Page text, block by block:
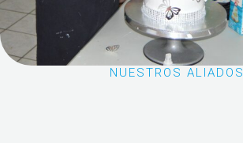
NUESTROS ALIADOS